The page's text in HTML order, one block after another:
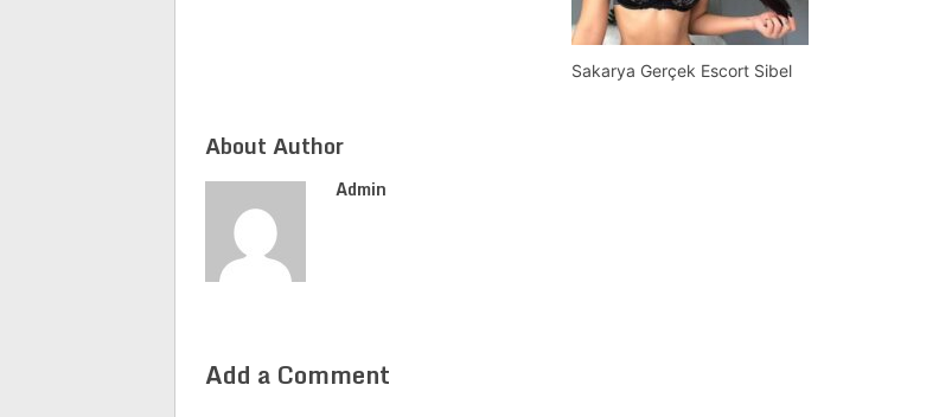
Sakarya Gerçek Escort Sibel
About Author
Admin
Add a Comment